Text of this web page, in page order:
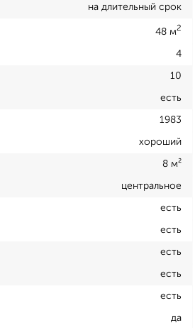
на длительный срок
48 м2
4
10
есть
1983
хороший
8 м²
центральное
есть
есть
есть
есть
есть
да